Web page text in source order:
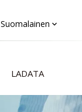
Suomalainen
LADATA